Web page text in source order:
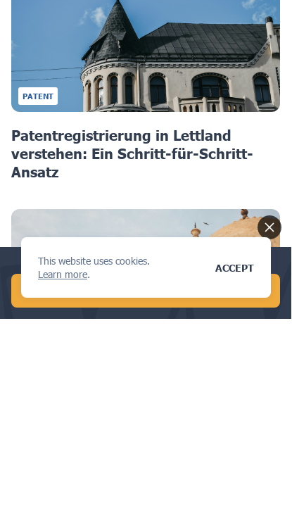
This website uses cookies.
Learn more.
ACCEPT
PATENT
Patentregistrierung in Lettland
verstehen: Ein Schritt-für-Schritt-
Ansatz
Conduct a global AI search in 1 min!